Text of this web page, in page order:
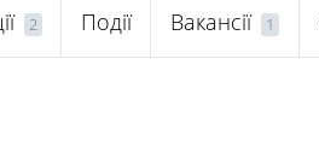
2 Події Вакансії 1